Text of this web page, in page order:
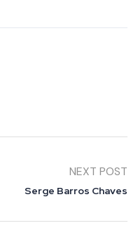
NEXT POST
Serge Barros Chaves